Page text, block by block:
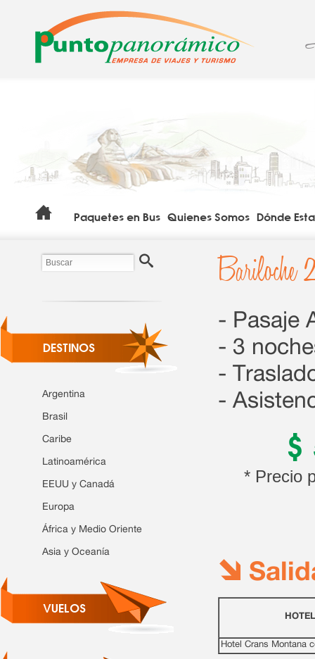
Paquetes en Bus Quienes Somos Dónde
DESTINOS
Argentina
Brasil
Caribe
Latinoamérica
EEUU y Canadá
Europa
África y Medio Oriente
Asia y Oceanía
VUELOS
- Pasaje
- 3
-
-
$
* Precio
HOTEL
Hotel Crans Montana